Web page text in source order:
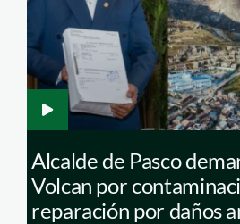
Pasco demanda a minera
contaminación y pide
por daños ambientales